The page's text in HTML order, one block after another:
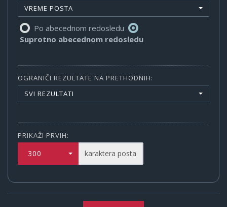
VREME POSTA
Po abecednom redosledu
Suprotno abecednom redosledu
OGRANIČI REZULTATE NA PRETHODNIH:
SVI REZULTATI
PRIKAŽI PRVIH:
300 karaktera posta